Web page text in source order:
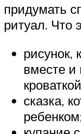
придумать
ритуал. Что
рисунок,
вместе и
сказка,